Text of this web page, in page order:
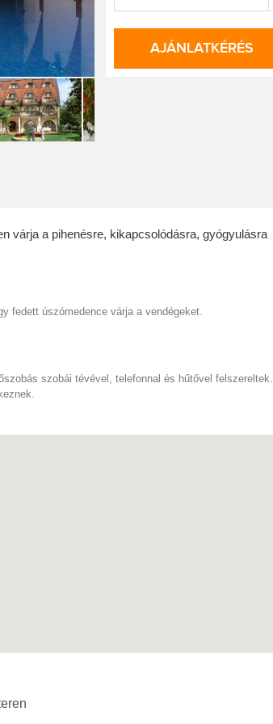
AJÁNLATKÉRÉS
várja a pihenésre, kikapcsolódásra, gyógyulásra
fedett úszómedence várja a vendégeket.
szobái tévével, telefonnal és hűtővel felszereltek.